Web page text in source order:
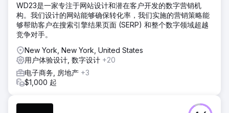
WD23是一家专注于网站设计和潜在客户开发的数字营销机
构。我们设计的网站能够确保转化率，我们实施的营销策略能
够帮助客户在搜索引擎结果页面 (SERP) 和整个数字领域超越
竞争对手。
New York, New York, United States
用户体验设计, 数字设计 +20
电子商务, 房地产 +3
$1,000 起